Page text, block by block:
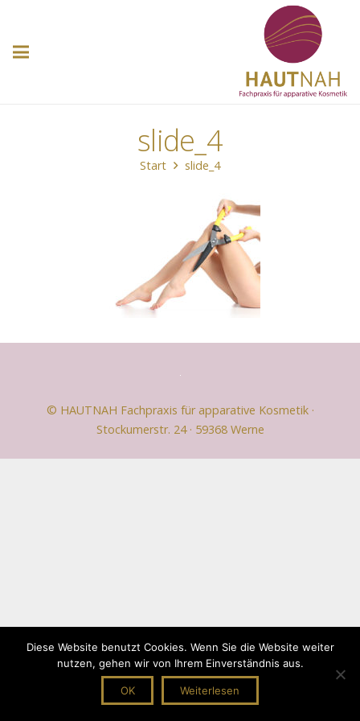
slide_4
Start slide_4
© HAUTNAH Fachpraxis für apparative Kosmetik ·
Stockumerstr. 24 · 59368 Werne
Diese Website benutzt Cookies. Wenn Sie die Website weiter
nutzen, gehen wir von Ihrem Einverständnis aus.
OK Weiterlesen